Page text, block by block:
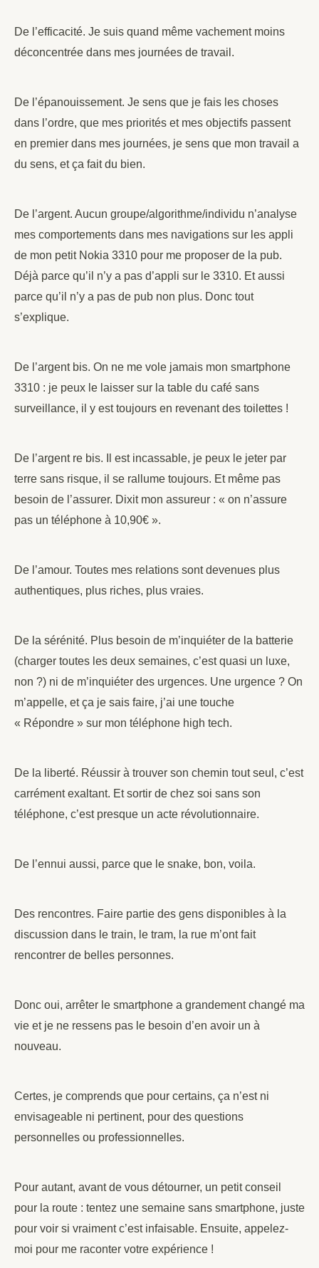
De l’efficacité. Je suis quand même vachement moins
déconcentrée dans mes journées de travail.
De l’épanouissement. Je sens que je fais les choses
dans l’ordre, que mes priorités et mes objectifs passent
en premier dans mes journées, je sens que mon travail a
du sens, et ça fait du bien.
De l’argent. Aucun groupe/algorithme/individu n’analyse
mes comportements dans mes navigations sur les appli
de mon petit Nokia 3310 pour me proposer de la pub.
Déjà parce qu’il n’y a pas d’appli sur le 3310. Et aussi
parce qu’il n’y a pas de pub non plus. Donc tout
s’explique.
De l’argent bis. On ne me vole jamais mon smartphone
3310 : je peux le laisser sur la table du café sans
surveillance, il y est toujours en revenant des toilettes !
De l’argent re bis. Il est incassable, je peux le jeter par
terre sans risque, il se rallume toujours. Et même pas
besoin de l’assurer. Dixit mon assureur : « on n’assure
pas un téléphone à 10,90€ ».
De l’amour. Toutes mes relations sont devenues plus
authentiques, plus riches, plus vraies.
De la sérénité. Plus besoin de m’inquiéter de la batterie
(charger toutes les deux semaines, c’est quasi un luxe,
non ?) ni de m’inquiéter des urgences. Une urgence ? On
m’appelle, et ça je sais faire, j’ai une touche
« Répondre » sur mon téléphone high tech.
De la liberté. Réussir à trouver son chemin tout seul, c’est
carrément exaltant. Et sortir de chez soi sans son
téléphone, c’est presque un acte révolutionnaire.
De l’ennui aussi, parce que le snake, bon, voila.
Des rencontres. Faire partie des gens disponibles à la
discussion dans le train, le tram, la rue m’ont fait
rencontrer de belles personnes.
Donc oui, arrêter le smartphone a grandement changé ma
vie et je ne ressens pas le besoin d’en avoir un à
nouveau.
Certes, je comprends que pour certains, ça n’est ni
envisageable ni pertinent, pour des questions
personnelles ou professionnelles.
Pour autant, avant de vous détourner, un petit conseil
pour la route : tentez une semaine sans smartphone, juste
pour voir si vraiment c’est infaisable. Ensuite, appelez-
moi pour me raconter votre expérience !